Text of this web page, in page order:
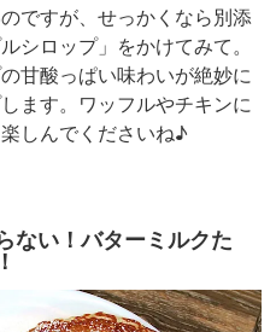
ですが、せっかくなら別添
シロップ」をかけてみて。
甘酸っぱい味わいが絶妙に
ます。ワッフルやチキンに
しんでくださいね♪
ない！バターミルクた